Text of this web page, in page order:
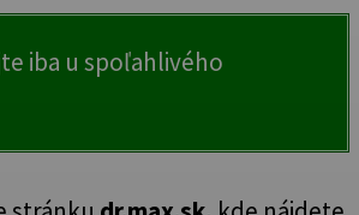
iba u spoľahlivého